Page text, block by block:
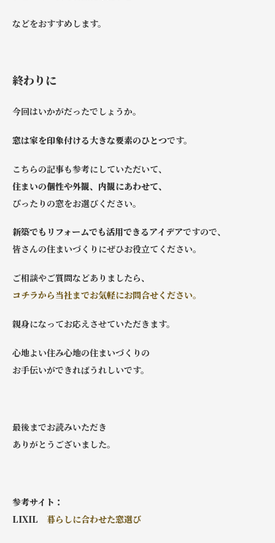
などをおすすめします。
終わりに
今回はいかがだったでしょうか。
窓は家を印象付ける大きな要素のひとつです。
こちらの記事も参考にしていただいて、
住まいの個性や外観、内観にあわせて、
ぴったりの窓をお選びください。
新築でもリフォームでも活用できるアイデアですので、
皆さんの住まいづくりにぜひお役立てください。
ご相談やご質問などありましたら、
コチラから当社までお気軽にお問合せください。
親身になってお応えさせていただきます。
心地よい住み心地の住まいづくりの
お手伝いができればうれしいです。
最後までお読みいただき
ありがとうございました。
参考サイト：
LIXIL 暮らしに合わせた窓選び